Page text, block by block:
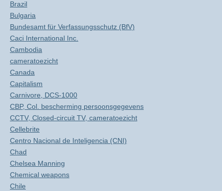
Brazil
Bulgaria
Bundesamt für Verfassungsschutz (BfV)
Caci International Inc.
Cambodia
cameratoezicht
Canada
Capitalism
Carnivore, DCS-1000
CBP, Col. bescherming persoonsgegevens
CCTV, Closed-circuit TV, cameratoezicht
Cellebrite
Centro Nacional de Inteligencia (CNI)
Chad
Chelsea Manning
Chemical weapons
Chile